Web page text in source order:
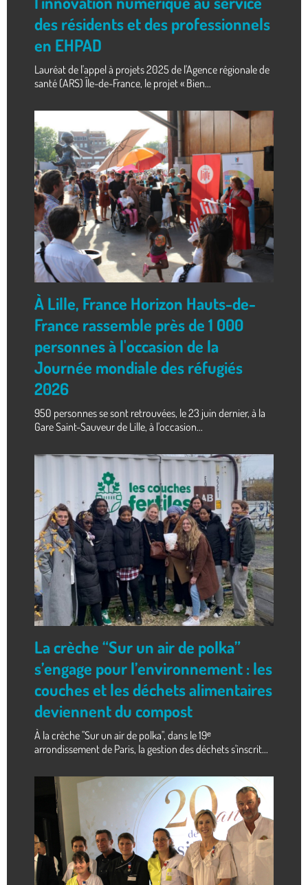
des résidents et des professionnels
en EHPAD
Lauréat de l'appel à projets 2025 de l'Agence régionale de
santé (ARS) Île-de-France, le projet « Bien...
À Lille, France Horizon Hauts-de-
France rassemble près de 1 000
personnes à l'occasion de la
Journée mondiale des réfugiés
2026
950 personnes se sont retrouvées, le 23 juin dernier, à la
Gare Saint-Sauveur de Lille, à l'occasion...
La crèche “Sur un air de polka”
s’engage pour l’environnement : les
couches et les déchets alimentaires
deviennent du compost
À la crèche "Sur un air de polka", dans le 19ᵉ
arrondissement de Paris, la gestion des déchets s'inscrit...